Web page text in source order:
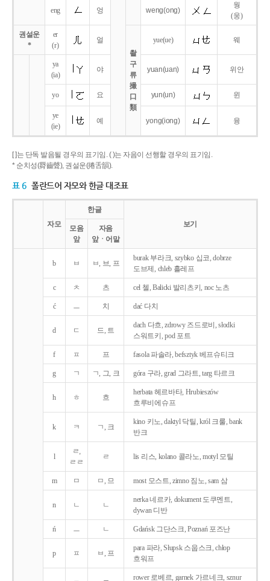
eng 엉 weng(ong)
웡
(웅)
권설운
*
er
(r)
얼
촬
구
류
撮
口
類
yue(ue) 웨
ya
(ia)
야 yuan(uan) 위안
yo 요 yun(un) 윈
ye
(ie)
예 yong(iong) 융
[ ]는 단독 발음될 경우의 표기임. ( )는 자음이 선행할 경우의 표기임.
* 순치성(脣齒聲), 권설운(捲舌韻).
표 6 폴란드어 자모와 한글 대조표
자모
한글
보기
모음
앞
자음
앞ㆍ어말
b ㅂ ㅂ, 브, 프
burak 부라크, szybko 십코, dobrze
도브제, chleb 흘레프
c ㅊ 츠 cel 첼, Balicki 발리츠키, noc 노츠
ć ㅡ 치 dać 다치
d ㄷ 드, 트
dach 다흐, zdrowy 즈드로비, słodki
스워트키, pod 포트
f ㅍ 프 fasola 파솔라, befsztyk 베프슈티크
g ㄱ ㄱ, 그, 크 góra 구라, grad 그라트, targ 타르크
h ㅎ 흐
herbata 헤르바타, Hrubieszów
흐루비에슈프
k ㅋ ㄱ, 크
kino 키노, daktyl 닥틸, król 크룰, bank
반크
l
ㄹ,
ㄹㄹ
ㄹ lis 리스, kolano 콜라노, motyl 모틸
m ㅁ ㅁ, 므 most 모스트, zimno 짐노, sam 삼
n ㄴ ㄴ
nerka 네르카, dokument 도쿠멘트,
dywan 디반
ń ㅡ ㄴ Gdańsk 그단스크, Poznań 포즈난
p ㅍ ㅂ, 프
para 파라, Słupsk 스웁스크, chłop
흐워프
rower 로베르, garnek 가르네크, sznur